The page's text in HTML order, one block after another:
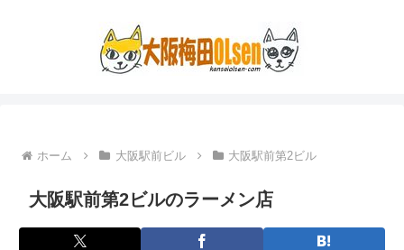
ホーム 大阪駅前ビル 大阪駅前第2ビル
大阪駅前第2ビルのラーメン店